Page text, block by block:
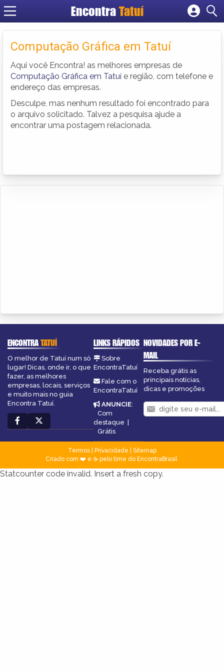
Encontra Tatuí
Cadastrar empresa
Criar conta
Computação Gráfica em Tatuí
Aqui você Encontra! as melhores empresas de
Computação Gráfica em Tatuí e região, com telefone e
endereço das empresas.
Desculpe, mas nenhum resultado foi encontrado para
o arquivo solicitado. Talvez a pesquisa ajude a
encontrar uma postagem relacionada.
ENCONTRATATUÍ
O melhor de Tatuí num só
lugar! Dicas, onde ir, o que
fazer, as melhores
empresas, locais, serviços
e muito mais no guia
Encontra Tatuí.
LINKS RÁPIDOS
Sobre
EncontraTatuí
Fale com o
EncontraTatuí
ANUNCIE:
Com
destaque |
Grátis
NOVIDADES POR E-
MAIL
Receba grátis as
principais notícias,
dicas e promoções
Termos| Privacidade
Sitemap
Criado com ❤️ e ☕ pelo time do EncontraBrasil
Statcounter code invalid. Insert a fresh copy.